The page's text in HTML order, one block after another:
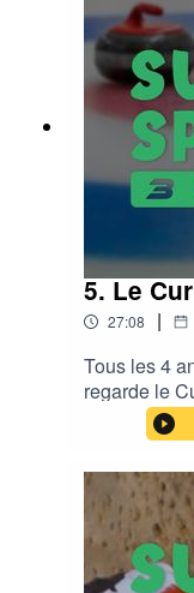
5. Le
27:08 |
Tous les 4
regarde le
serez prêts
https://
Sundays by